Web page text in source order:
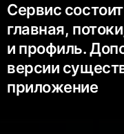
Сервис
главная,
и профиль.
версии
приложение